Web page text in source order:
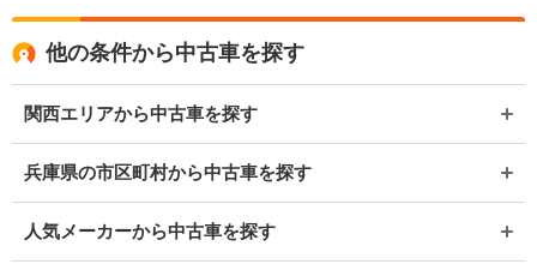
他の条件から中古車を探す
関西エリアから中古車を探す
兵庫県の市区町村から中古車を探す
人気メーカーから中古車を探す